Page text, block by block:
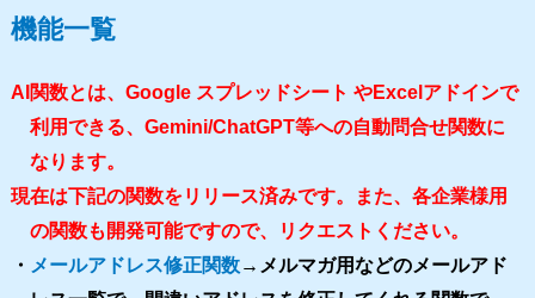
機能一覧
AI関数とは、Google スプレッドシート やExcelアドインで
利用できる、Gemini/ChatGPT等への自動問合せ関数に
なります。
現在は下記の関数をリリース済みです。また、各企業様用
の関数も開発可能ですので、リクエストください。
・ メールアドレス修正関数→メルマガ用などのメールアド